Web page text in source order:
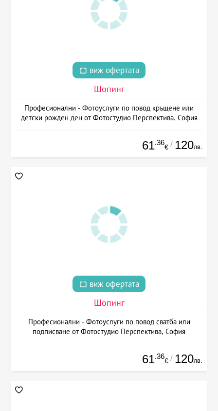
виж офертата
Шопинг
Професионални - Фотоуслуги по повод кръщене или
детски рожден ден от Фотостудио Перспектива, София
61.36
€ / 120лв.
виж офертата
Шопинг
Професионални - Фотоуслуги по повод сватба или
подписване от Фотостудио Перспектива, София
61.36
€ / 120лв.